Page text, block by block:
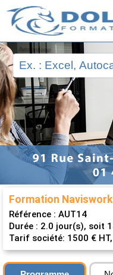
Formation
Référence : AUT14
Durée : 2.0 jour(s), soit
Tarif société: 1500 €